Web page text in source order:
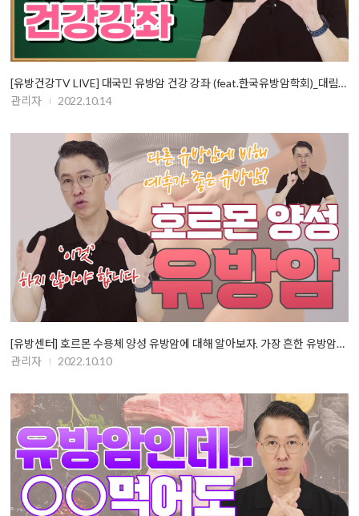
[유방건강TV LIVE] 대국민 유방암 건강 강좌 (feat.한국유방암학회)_대림성모…
관리자
2022.10.14
[유방센터] 호르몬 수용체 양성 유방암에 대해 알아보자. 가장 흔한 유방암…
관리자
2022.10.10